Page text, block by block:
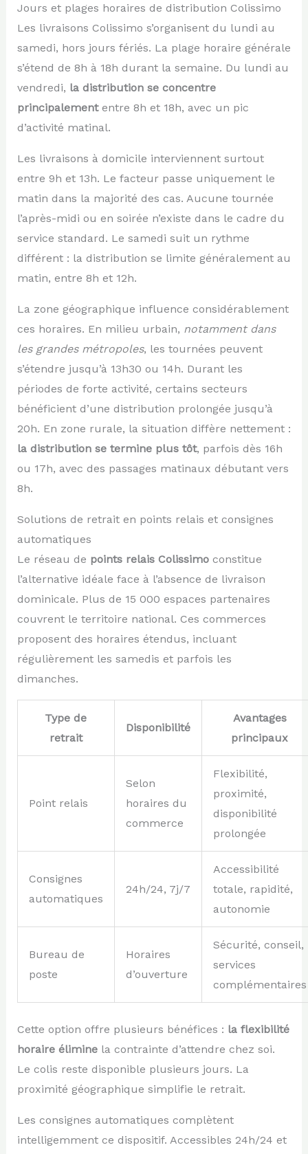
Jours et plages horaires de distribution Colissimo
Les livraisons Colissimo s’organisent du lundi au
samedi, hors jours fériés. La plage horaire générale
s’étend de 8h à 18h durant la semaine. Du lundi au
vendredi, la distribution se concentre
principalemententre 8h et 18h, avec un pic
d’activité matinal.
Les livraisons à domicile interviennent surtout
entre 9h et 13h. Le facteur passe uniquement le
matin dans la majorité des cas. Aucune tournée
l’après-midi ou en soirée n’existe dans le cadre du
service standard. Le samedi suit un rythme
différent : la distribution se limite généralement au
matin, entre 8h et 12h.
La zone géographique influence considérablement
ces horaires. En milieu urbain, notamment dans
les grandes métropoles, les tournées peuvent
s’étendre jusqu’à 13h30 ou 14h. Durant les
périodes de forte activité, certains secteurs
bénéficient d’une distribution prolongée jusqu’à
20h. En zone rurale, la situation diffère nettement :
la distribution se termine plus tôt, parfois dès 16h
ou 17h, avec des passages matinaux débutant vers
8h.
Solutions de retrait en points relais et consignes
automatiques
Le réseau de points relais Colissimoconstitue
l’alternative idéale face à l’absence de livraison
dominicale. Plus de 15 000 espaces partenaires
couvrent le territoire national. Ces commerces
proposent des horaires étendus, incluant
régulièrement les samedis et parfois les
dimanches.
Type de
retrait
Disponibilité
Avantages
principaux
Point relais
Selon
horaires du
commerce
Flexibilité,
proximité,
disponibilité
prolongée
Consignes
automatiques
24h/24, 7j/7
Accessibilité
totale, rapidité,
autonomie
Bureau de
poste
Horaires
d’ouverture
Sécurité, conseil,
services
complémentaires
Cette option offre plusieurs bénéfices : la flexibilité
horaire éliminela contrainte d’attendre chez soi.
Le colis reste disponible plusieurs jours. La
proximité géographique simplifie le retrait.
Les consignes automatiques complètent
intelligemment ce dispositif. Accessibles 24h/24 et